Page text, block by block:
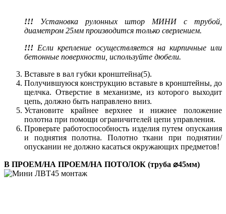
!!! Установка рулонных штор МИНИ с трубой,
диаметром 25мм производится только сверлением.
!!! Если крепление осуществляется на кирпичные или
бетонные поверхности, используйте дюбели.
Вставьте в вал губки кронштейна(5).
Получившуюся конструкцию вставьте в кронштейны, до
щелчка. Отверстие в механизме, из которого выходит
цепь, должно быть направлено вниз.
Установите крайнее верхнее и нижнее положение
полотна при помощи ограничителей цепи управления.
Проверьте работоспособность изделия путем опускания
и поднятия полотна. Полотно ткани при поднятии/
опускании не должно касаться окружающих предметов!
В ПРОЕМ/НА ПРОЕМ/НА ПОТОЛОК (труба ⌀45мм)